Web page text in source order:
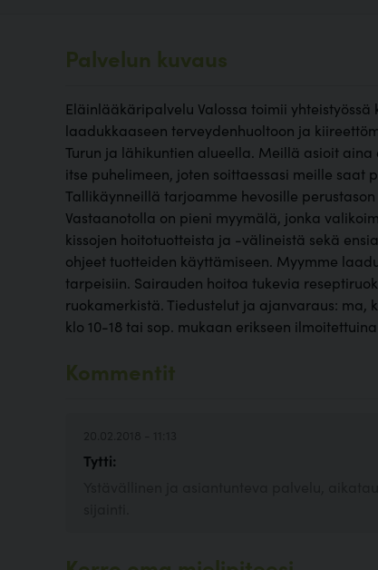
Palvelun kuvaus
Eläinlääkäripalvelu Valossa toimii
laadukkaaseen terveydenhuoltoon ja
Turun ja lähikuntien alueella. Meillä asioit
itse puhelimeen, joten soittaessasi meille saat
Tallikäynneillä tarjoamme hevosille
Vastaanotolla on pieni myymälä, jonka
kissojen hoitotuotteista ja -välineistä sekä
ohjeet tuotteiden käyttämiseen. Myymme
tarpeisiin. Sairauden hoitoa tukevia
ruokamerkistä. Tiedustelut ja ajanvaraus: ma,
klo 10-18 tai sop. mukaan erikseen
Kommentit
Tytti: